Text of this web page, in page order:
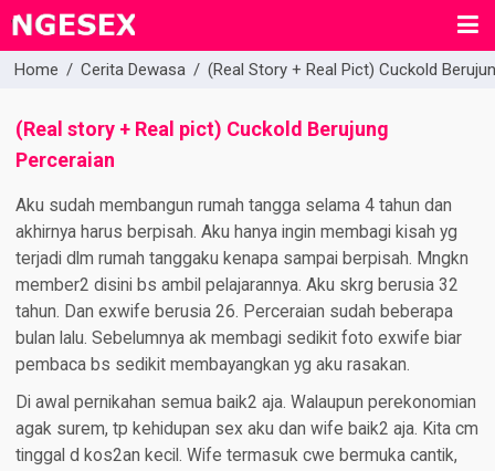
Home / Cerita Dewasa / (Real Story + Real Pict) Cuckold
(Real story + Real pict) Cuckold Berujung
Perceraian
Aku sudah membangun rumah tangga selama 4 tahun dan
akhirnya harus berpisah. Aku hanya ingin membagi kisah yg
terjadi dlm rumah tanggaku kenapa sampai berpisah. Mngkn
member2 disini bs ambil pelajarannya. Aku skrg berusia 32
tahun. Dan exwife berusia 26. Perceraian sudah beberapa
bulan lalu. Sebelumnya ak membagi sedikit foto exwife biar
pembaca bs sedikit membayangkan yg aku rasakan.
Di awal pernikahan semua baik2 aja. Walaupun perekonomian
agak surem, tp kehidupan sex aku dan wife baik2 aja. Kita cm
tinggal d kos2an kecil. Wife termasuk cwe bermuka cantik,